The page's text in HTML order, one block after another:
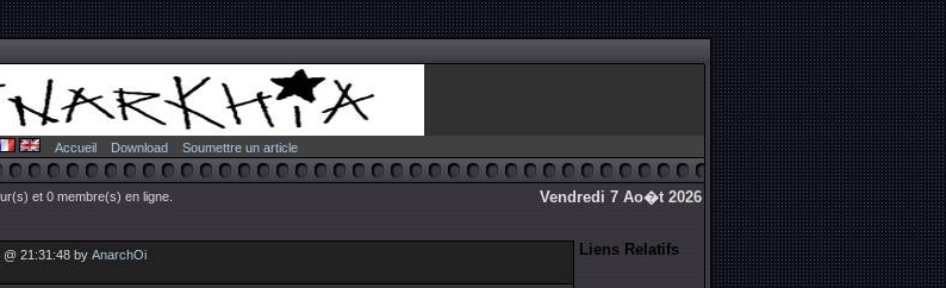
Accueil Download Soumettre un article
et 0 membre(s) en ligne. Vendredi 7 Ao�t 2026
21:31:48 by AnarchOi
Liens Relatifs